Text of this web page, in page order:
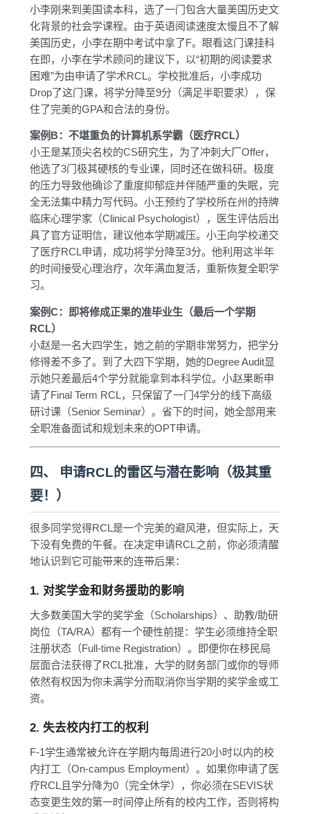
小李刚来到美国读本科，选了一门包含大量美国历史文
化背景的社会学课程。由于英语阅读速度太慢且不了解
美国历史，小李在期中考试中拿了F。眼看这门课挂科
在即，小李在学术顾问的建议下，以“初期的阅读要求
困难”为由申请了学术RCL。学校批准后，小李成功
Drop了这门课，将学分降至9分（满足半职要求），保
住了完美的GPA和合法的身份。
案例B：不堪重负的计算机系学霸（医疗RCL）
小王是某顶尖名校的CS研究生，为了冲刺大厂Offer，
他选了3门极其硬核的专业课，同时还在做科研。极度
的压力导致他确诊了重度抑郁症并伴随严重的失眠，完
全无法集中精力写代码。小王预约了学校所在州的持牌
临床心理学家（Clinical Psychologist），医生评估后出
具了官方证明信，建议他本学期减压。小王向学校递交
了医疗RCL申请，成功将学分降至3分。他利用这半年
的时间接受心理治疗，次年满血复活，重新恢复全职学
习。
案例C：即将修成正果的准毕业生（最后一个学期
RCL）
小赵是一名大四学生，她之前的学期非常努力，把学分
修得差不多了。到了大四下学期，她的Degree Audit显
示她只差最后4个学分就能拿到本科学位。小赵果断申
请了Final Term RCL，只保留了一门4学分的线下高级
研讨课（Senior Seminar）。省下的时间，她全部用来
全职准备面试和规划未来的OPT申请。
四、 申请RCL的雷区与潜在影响（极其重
要！）
很多同学觉得RCL是一个完美的避风港，但实际上，天
下没有免费的午餐。在决定申请RCL之前，你必须清醒
地认识到它可能带来的连带后果：
1. 对奖学金和财务援助的影响
大多数美国大学的奖学金（Scholarships）、助教/助研
岗位（TA/RA）都有一个硬性前提：学生必须维持全职
注册状态（Full-time Registration）。即便你在移民局
层面合法获得了RCL批准，大学的财务部门或你的导师
依然有权因为你未满学分而取消你当学期的奖学金或工
资。
2. 失去校内打工的权利
F-1学生通常被允许在学期内每周进行20小时以内的校
内打工（On-campus Employment）。如果你申请了医
疗RCL且学分降为0（完全休学），你必须在SEVIS状
态变更生效的第一时间停止所有的校内工作，否则将构